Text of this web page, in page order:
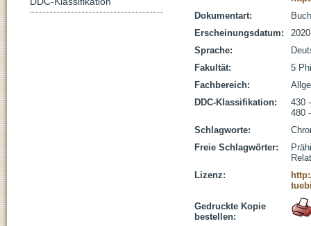
Dokumentart:
Buch
Erscheinungsdatum:
Sprache:
Fakultät:
5
Fachbereich:
DDC-Klassifikation:
430
480
Schlagworte:
Freie Schlagwörter:
Lizenz:
Gedruckte Kopie
bestellen: